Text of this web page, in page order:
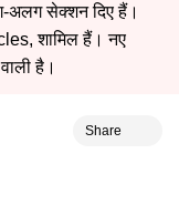
अलग सेक्शन दिए हैं।
शामिल हैं। नए
है।
Share